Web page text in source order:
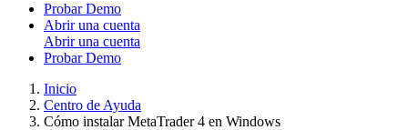
Probar Demo
Abrir una cuenta
Abrir una cuenta
Probar Demo
Inicio
Centro de Ayuda
Cómo instalar MetaTrader 4 en Windows